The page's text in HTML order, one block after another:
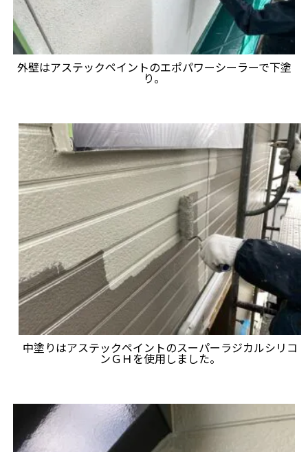
外壁はアステックペイントのエポパワーシーラーで下塗
り。
中塗りはアステックペイントのスーパーラジカルシリコ
ンＧＨを使用しました。